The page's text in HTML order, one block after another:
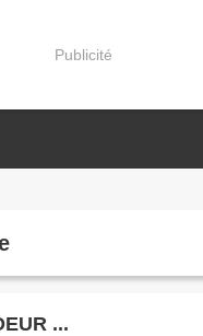
Publicité
...